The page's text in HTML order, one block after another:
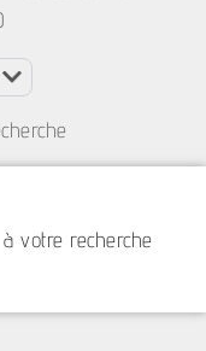
votre recherche